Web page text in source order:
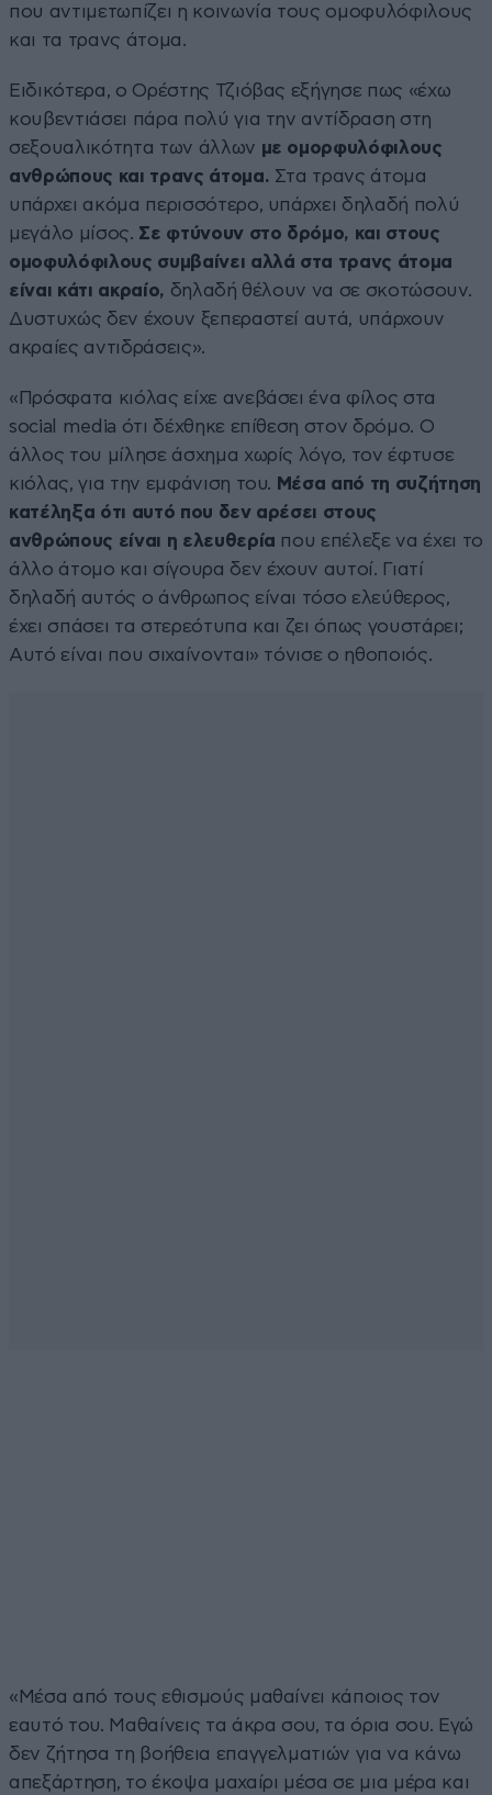
που αντιμετωπίζει η κοινωνία τους ομοφυλόφιλους
και τα τρανς άτομα.
Ειδικότερα, ο Ορέστης Τζιόβας εξήγησε πως «έχω
κουβεντιάσει πάρα πολύ για την αντίδραση στη
σεξουαλικότητα των άλλων με ομορφυλόφιλους
ανθρώπους και τρανς άτομα. Στα τρανς άτομα
υπάρχει ακόμα περισσότερο, υπάρχει δηλαδή πολύ
μεγάλο μίσος. Σε φτύνουν στο δρόμο, και στους
ομοφυλόφιλους συμβαίνει αλλά στα τρανς άτομα
είναι κάτι ακραίο, δηλαδή θέλουν να σε σκοτώσουν.
Δυστυχώς δεν έχουν ξεπεραστεί αυτά, υπάρχουν
ακραίες αντιδράσεις».
«Πρόσφατα κιόλας είχε ανεβάσει ένα φίλος στα
social media ότι δέχθηκε επίθεση στον δρόμο. Ο
άλλος του μίλησε άσχημα χωρίς λόγο, τον έφτυσε
κιόλας, για την εμφάνιση του. Μέσα από τη συζήτηση
κατέληξα ότι αυτό που δεν αρέσει στους
ανθρώπους είναι η ελευθερία που επέλεξε να έχει το
άλλο άτομο και σίγουρα δεν έχουν αυτοί. Γιατί
δηλαδή αυτός ο άνθρωπος είναι τόσο ελεύθερος,
έχει σπάσει τα στερεότυπα και ζει όπως γουστάρει;
Αυτό είναι που σιχαίνονται» τόνισε ο ηθοποιός.
«Μέσα από τους εθισμούς μαθαίνει κάποιος τον
εαυτό του. Μαθαίνεις τα άκρα σου, τα όρια σου. Εγώ
δεν ζήτησα τη βοήθεια επαγγελματιών για να κάνω
απεξάρτηση, το έκοψα μαχαίρι μέσα σε μια μέρα και